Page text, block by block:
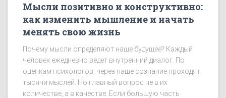
Мысли позитивно и конструктивно:
как изменить мышление и начать
менять свою жизнь
Почему мысли определяют наше будущее? Каждый
человек ежедневно ведет внутренний диалог. По
оценкам психологов, через наше сознание проходят
тысячи мыслей. Но главный вопрос не в их
количестве, а в качестве. Если большую часть